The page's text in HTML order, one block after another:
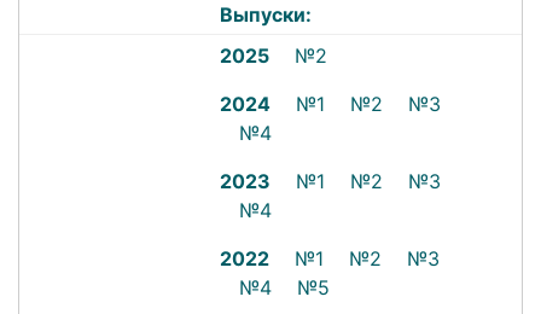
Выпуски:
2025
№2
2024
№1 №2
№3
№4
2023
№1 №2
№3
№4
2022
№1 №2
№3
№4
№5